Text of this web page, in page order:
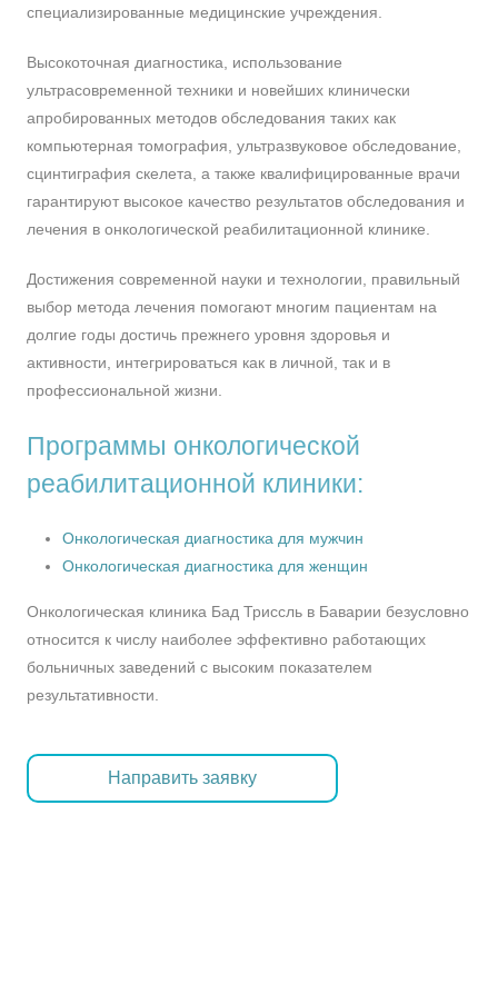
специализированные медицинские учреждения.
Высокоточная диагностика, использование
ультрасовременной техники и новейших клинически
апробированных методов обследования таких как
компьютерная томография, ультразвуковое обследование,
сцинтиграфия скелета, а также квалифицированные врачи
гарантируют высокое качество результатов обследования и
лечения в онкологической реабилитационной клинике.
Достижения современной науки и технологии, правильный
выбор метода лечения помогают многим пациентам на
долгие годы достичь прежнего уровня здоровья и
активности, интегрироваться как в личной, так и в
профессиональной жизни.
Программы онкологической
реабилитационной клиники:
Онкологическая диагностика для мужчин
Онкологическая диагностика для женщин
Онкологическая клиника Бад Триссль в Баварии безусловно
относится к числу наиболее эффективно работающих
больничных заведений с высоким показателем
результативности.
Направить заявку